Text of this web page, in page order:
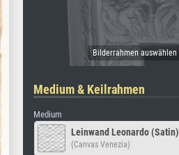
Medium & Keilrahmen
Medium
Leinwand Leonardo (Satin)
(Canvas Venezia)